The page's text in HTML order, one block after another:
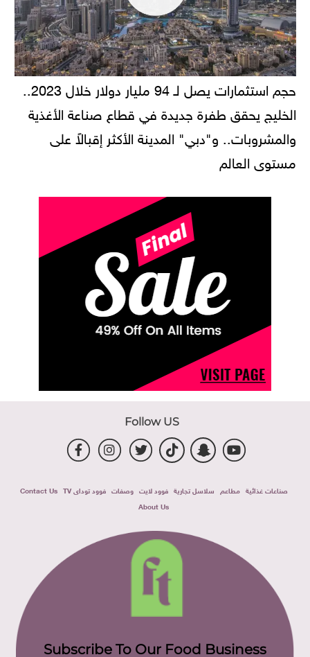
الخليج يحقق طفرة جديدة في قطاع صناعة الأغذية
والمشروبات.. و"دبي" المدينة الأكثر إقبالاً على
مستوى العالم
Follow US
صناعات غذائية مطاعم سلاسل تجارية فوود لايت وصفات فوود توداى TV
Contact Us
About Us
Subscribe To Our Food Business